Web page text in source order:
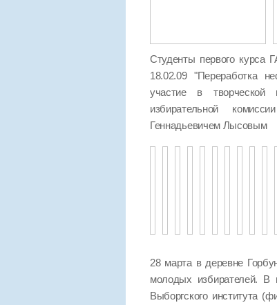
Студенты первого курса
18.02.09 "Переработка
участие в творческой
избирательной
Геннадьевичем Лысовым
28 марта в деревне
молодых избирателей. В
Выборгского института